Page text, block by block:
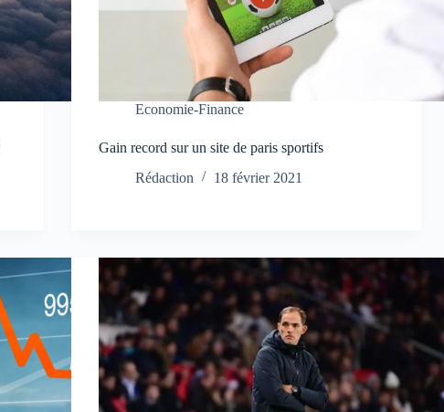
Economie-Finance
Gain record sur un site de paris sportifs
Rédaction
18 février 2021